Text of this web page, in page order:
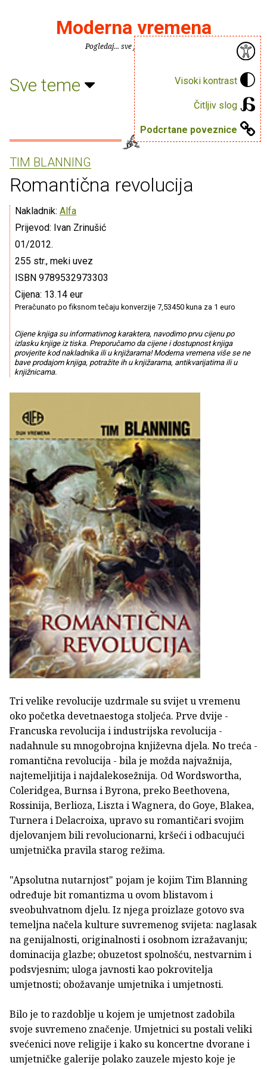
Visoki kontrast
Čitljiv slog
Podcrtane poveznice
Moderna vremena
Pogledaj... sve je puno knjiga.
Sve teme
TIM BLANNING
Romantična revolucija
Nakladnik: Alfa
Prijevod: Ivan Zrinušić
01/2012.
255 str., meki uvez
ISBN 9789532973303
Cijena: 13.14 eur
Preračunato po fiksnom tečaju konverzije 7,53450 kuna za 1 euro
Cijene knjiga su informativnog karaktera, navodimo prvu cijenu po
izlasku knjige iz tiska. Preporučamo da cijene i dostupnost knjiga
provjerite kod nakladnika ili u knjižarama! Moderna vremena više se ne
bave prodajom knjiga, potražite ih u knjižarama, antikvarijatima ili u
knjižnicama.
Tri velike revolucije uzdrmale su svijet u vremenu
oko početka devetnaestoga stoljeća. Prve dvije -
Francuska revolucija i industrijska revolucija -
nadahnule su mnogobrojna književna djela. No treća -
romantična revolucija - bila je možda najvažnija,
najtemeljitija i najdalekosežnija. Od Wordswortha,
Coleridgea, Burnsa i Byrona, preko Beethovena,
Rossinija, Berlioza, Liszta i Wagnera, do Goye, Blakea,
Turnera i Delacroixa, upravo su romantičari svojim
djelovanjem bili revolucionarni, kršeći i odbacujući
umjetnička pravila starog režima.
"Apsolutna nutarnjost" pojam je kojim Tim Blanning
određuje bit romantizma u ovom blistavom i
sveobuhvatnom djelu. Iz njega proizlaze gotovo sva
temeljna načela kulture suvremenog svijeta: naglasak
na genijalnosti, originalnosti i osobnom izražavanju;
dominacija glazbe; obuzetost spolnošću, nestvarnim i
podsvjesnim; uloga javnosti kao pokrovitelja
umjetnosti; obožavanje umjetnika i umjetnosti.
Bilo je to razdoblje u kojem je umjetnost zadobila
svoje suvremeno značenje. Umjetnici su postali veliki
svećenici nove religije i kako su koncertne dvorane i
umjetničke galerije polako zauzele mjesto koje je